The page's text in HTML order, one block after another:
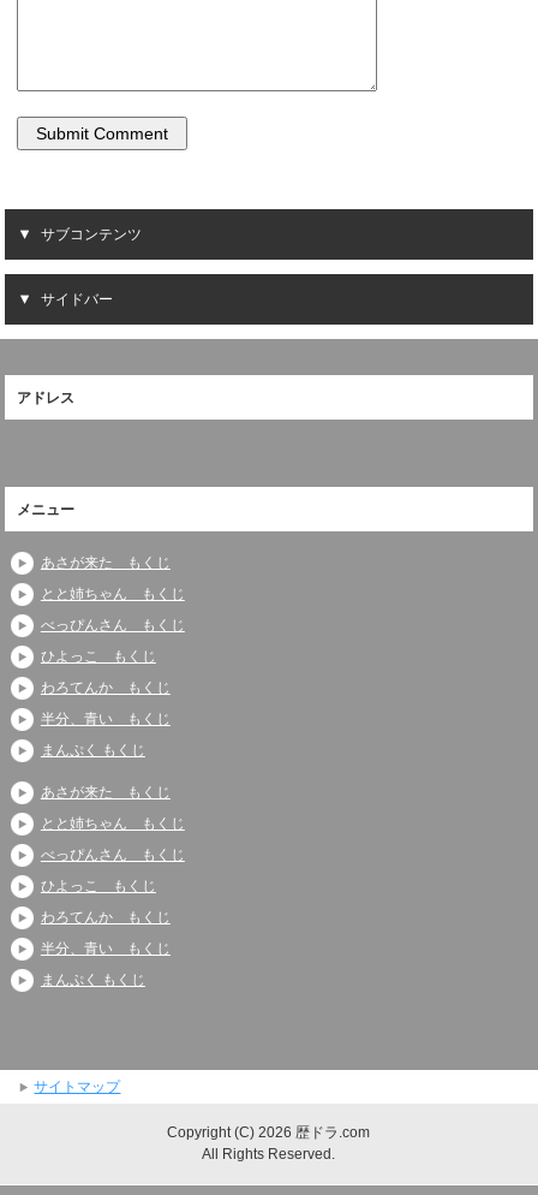
サブコンテンツ
サイドバー
アドレス
メニュー
あさが来た もくじ
とと姉ちゃん もくじ
べっぴんさん もくじ
ひよっこ もくじ
わろてんか もくじ
半分、青い もくじ
まんぷく もくじ
あさが来た もくじ
とと姉ちゃん もくじ
べっぴんさん もくじ
ひよっこ もくじ
わろてんか もくじ
半分、青い もくじ
まんぷく もくじ
サイトマップ
Copyright (C) 2026 歴ドラ.com
All Rights Reserved.